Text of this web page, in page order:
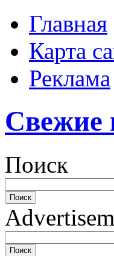
Главная
Карта
Реклама
Свежие
Поиск